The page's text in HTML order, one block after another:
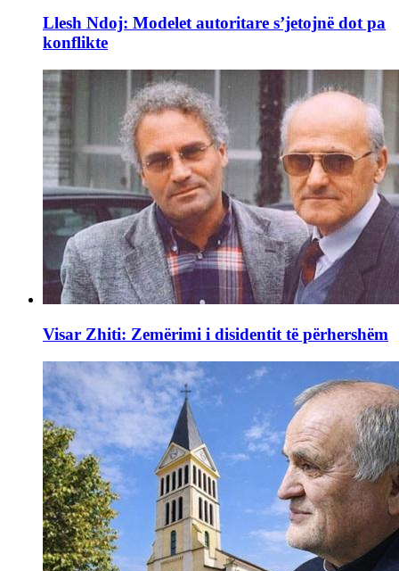
Llesh Ndoj: Modelet autoritare s’jetojnë dot pa
konflikte
Visar Zhiti: Zemërimi i disidentit të përhershëm